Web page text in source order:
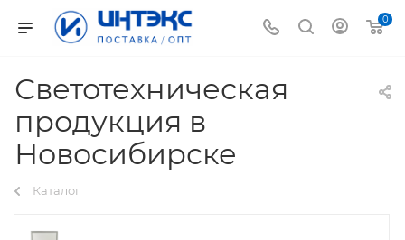
0
Светотехническая
продукция в
Новосибирске
Каталог